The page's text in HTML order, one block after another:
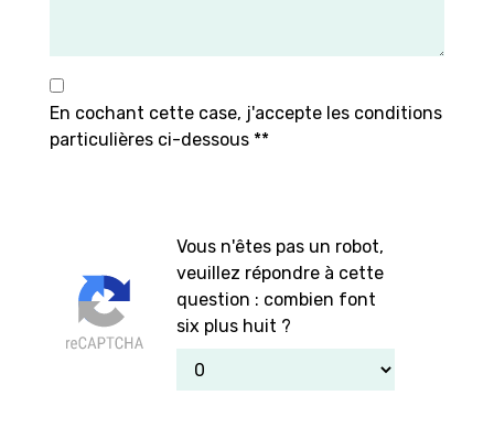
En cochant cette case, j'accepte les conditions
particulières ci-dessous **
Vous n'êtes pas un robot,
veuillez répondre à cette
question : combien font
six plus huit ?